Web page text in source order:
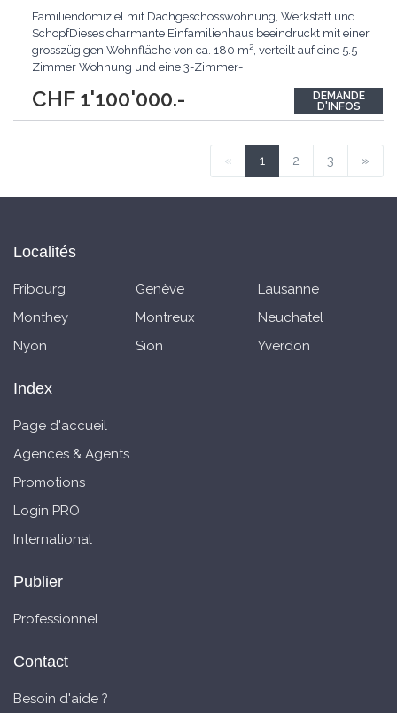
CHF 1'100'000.-
Familiendomiziel mit Dachgeschosswohnung, Werkstatt und
SchopfDieses charmante Einfamilienhaus beeindruckt mit einer
grosszügigen Wohnfläche von ca. 180 m², verteilt auf eine 5.5
Zimmer Wohnung und eine 3-Zimmer-
Grundstücksfläche von 856 m² wird ergänzt mit einer
Werkstatt und einem Büro sowie einem zusätzlichen Schopf.
DEMANDE
D'INFOS
« 1 2 3 »
Localités
Fribourg Genève
Lausanne
Monthey
Montreux
Neuchatel
Nyon
Sion Yverdon
Index
Page d'accueil
Agences & Agents
Promotions
Login PRO
International
Publier
Professionnel
Contact
Besoin d'aide ?